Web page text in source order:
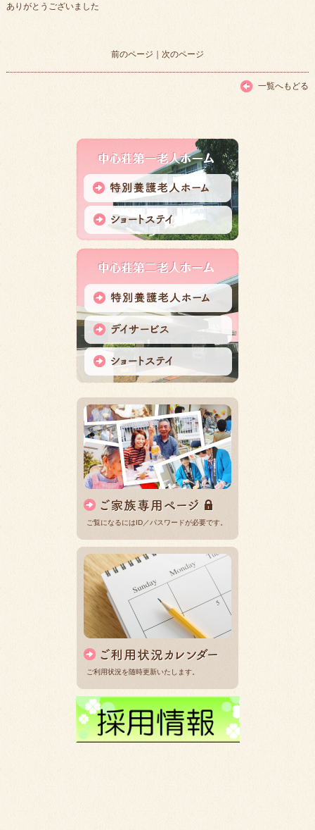
ありがとうございました
前のページ ｜ 次のページ
一覧へもどる
ご覧になるにはID／パスワードが必要です。
ご利用状況を随時更新いたします。